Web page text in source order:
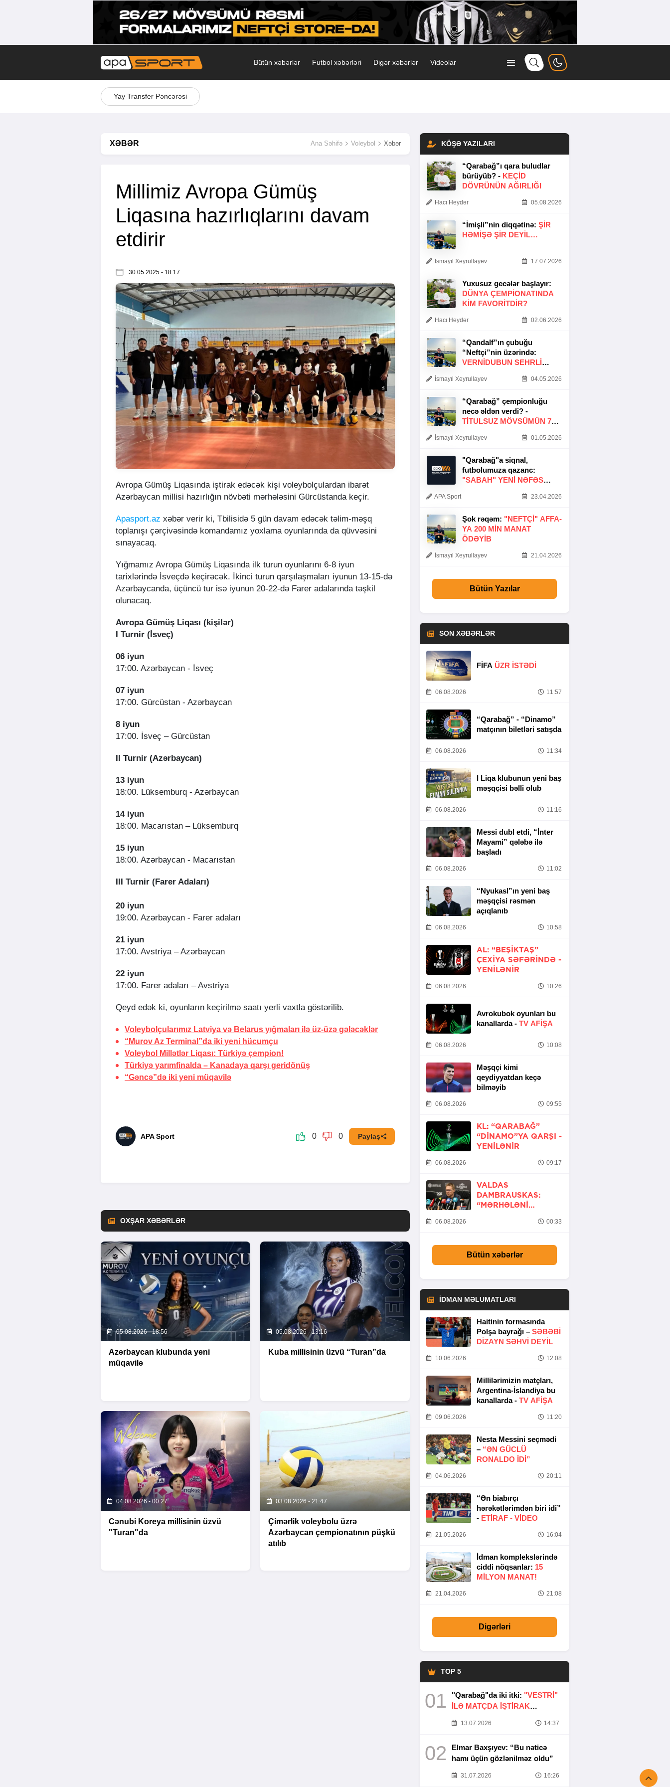
Bütün xəbərlər Futbol xəbərləri Digər xəbərlər Videolar
Yay Transfer Pəncərəsi
XƏBƏR Ana Səhifə Voleybol Xəbər
Millimiz Avropa Gümüş
Liqasına hazırlıqlarını davam
etdirir
30.05.2025 - 18:17
Avropa Gümüş Liqasında iştirak edəcək kişi voleybolçulardan ibarət
Azərbaycan millisi hazırlığın növbəti mərhələsini Gürcüstanda keçir.
Apasport.az xəbər verir ki, Tbilisidə 5 gün davam edəcək təlim-məşq
toplanışı çərçivəsində komandamız yoxlama oyunlarında da qüvvəsini
sınayacaq.
Yığmamız Avropa Gümüş Liqasında ilk turun oyunlarını 6-8 iyun
tarixlərində İsveçdə keçirəcək. İkinci turun qarşılaşmaları iyunun 13-15-də
Azərbaycanda, üçüncü tur isə iyunun 20-22-də Farer adalarında təşkil
olunacaq.
Avropa Gümüş Liqası (kişilər)
I Turnir (İsveç)
06 iyun
17:00. Azərbaycan - İsveç
07 iyun
17:00. Gürcüstan - Azərbaycan
8 iyun
17:00. İsveç – Gürcüstan
II Turnir (Azərbaycan)
13 iyun
18:00. Lüksemburq - Azərbaycan
14 iyun
18:00. Macarıstan – Lüksemburq
15 iyun
18:00. Azərbaycan - Macarıstan
III Turnir (Farer Adaları)
20 iyun
19:00. Azərbaycan - Farer adaları
21 iyun
17:00. Avstriya – Azərbaycan
22 iyun
17:00. Farer adaları – Avstriya
Qeyd edək ki, oyunların keçirilmə saatı yerli vaxtla göstərilib.
Voleybolçularımız Latviya və Belarus yığmaları ilə üz-üzə gələcəklər
“Murov Az Terminal”da iki yeni hücumçu
Voleybol Millətlər Liqası: Türkiyə çempion!
Türkiyə yarımfinalda – Kanadaya qarşı geridönüş
“Gəncə”də iki yeni müqavilə
APA Sport 0 0 Paylaş
OXŞAR XƏBƏRLƏR
05.08.2026 - 18:56
Azərbaycan klubunda yeni
müqavilə
05.08.2026 - 13:16
Kuba millisinin üzvü “Turan”da
04.08.2026 - 00:27
Cənubi Koreya millisinin üzvü
"Turan"da
03.08.2026 - 21:47
Çimərlik voleybolu üzrə
Azərbaycan çempionatının püşkü
atılıb
KÖŞƏ YAZILARI
“Qarabağ”ı qara buludlar
bürüyüb? - KEÇID
DÖVRÜNÜN AĞIRLIĞI
Hacı Heydər 05.08.2026
“İmişli”nin diqqətinə: ŞIR
HƏMIŞƏ ŞIR DEYIL…
İsmayıl Xeyrullayev 17.07.2026
Yuxusuz gecələr başlayır:
DÜNYA ÇEMPIONATINDA
KIM FAVORITDIR?
Hacı Heydər 02.06.2026
“Qandalf”ın çubuğu
“Neftçi”nin üzərində:
VERNİDUBUN SEHRLİ
İsmayıl Xeyrullayev 04.05.2026
“Qarabağ” çempionluğu
necə əldən verdi? -
TITULSUZ MÖVSÜMÜN 7
İsmayıl Xeyrullayev 01.05.2026
"Qarabağ"a siqnal,
futbolumuza qazanc:
"SABAH" YENI NƏFƏS
APA Sport 23.04.2026
Şok rəqəm: "NEFTÇI" AFFA-
YA 200 MIN MANAT
ÖDƏYIB
İsmayıl Xeyrullayev 21.04.2026
Bütün Yazılar
SON XƏBƏRLƏR
FİFA ÜZR İSTƏDİ
06.08.2026 11:57
“Qarabağ” - “Dinamo”
matçının biletləri satışda
06.08.2026 11:34
I Liqa klubunun yeni baş
məşqçisi bəlli olub
06.08.2026 11:16
Messi dubl etdi, “İnter
Mayami” qələbə ilə
başladı
06.08.2026 11:02
“Nyukasl”ın yeni baş
məşqçisi rəsmən
açıqlanıb
06.08.2026 10:58
AL: “BEŞIKTAŞ”
ÇEXIYA SƏFƏRINDƏ -
YENİLƏNİR
06.08.2026 10:26
Avrokubok oyunları bu
kanallarda - TV AFİŞA
06.08.2026 10:08
Məşqçi kimi
qeydiyyatdan keçə
bilməyib
06.08.2026 09:55
KL: “QARABAĞ”
“DINAMO”YA QARŞI -
YENİLƏNİR
06.08.2026 09:17
VALDAS
DAMBRAUSKAS:
“MƏRHƏLƏNI
06.08.2026 00:33
Bütün xəbərlər
İDMAN MƏLUMATLARI
Haitinin formasında
Polşa bayrağı – SƏBƏBI
DIZAYN SƏHVI DEYIL
10.06.2026 12:08
Millilərimizin matçları,
Argentina-İslandiya bu
kanallarda - TV AFİŞA
09.06.2026 11:20
Nesta Messini seçmədi
– “ƏN GÜCLÜ
RONALDO IDI”
04.06.2026 20:11
“Ən biabırçı
hərəkətlərimdən biri idi”
- ETIRAF - VİDEO
21.05.2026 16:04
İdman komplekslərində
ciddi nöqsanlar: 15
MILYON MANAT!
21.04.2026 21:08
Digərləri
TOP 5
01 "Qarabağ"da iki itki: "VESTRİ"
İLƏ MATÇDA İŞTİRAK
13.07.2026 14:37
02
Elmar Baxşıyev: “Bu nəticə
hamı üçün gözlənilməz oldu”
31.07.2026 16:26